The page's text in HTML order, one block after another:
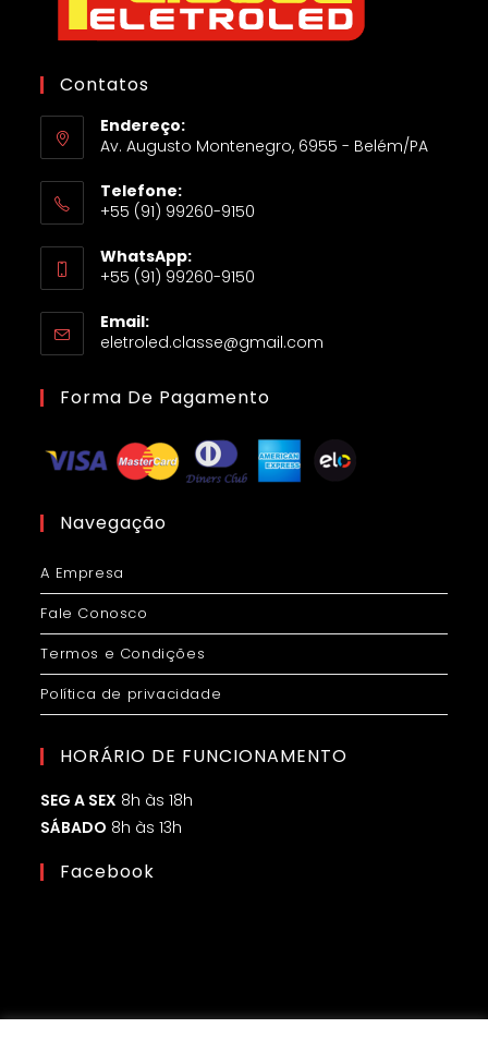
Contatos
Endereço:
Av. Augusto Montenegro, 6955 - Belém/PA
Telefone:
+55 (91) 99260-9150
WhatsApp:
+55 (91) 99260-9150
Email:
eletroled.classe@gmail.com
Forma De Pagamento
Navegação
A Empresa
Fale Conosco
Termos e Condições
Política de privacidade
HORÁRIO DE FUNCIONAMENTO
SEG A SEX 8h às 18h
SÁBADO 8h às 13h
Facebook